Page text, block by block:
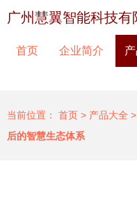
广州慧翼智能科技有
首页 企业简介
当前位置： 首页 > 产品大全 >
后的智慧生态体系